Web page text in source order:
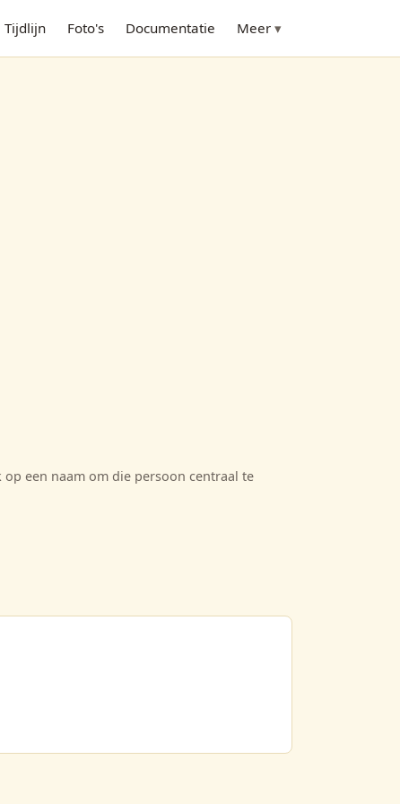
Tijdlijn Foto's Documentatie Meer
een naam om die persoon centraal te